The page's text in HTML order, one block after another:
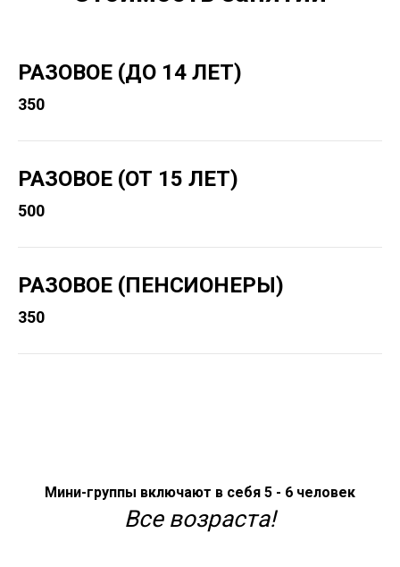
РАЗОВОЕ (ДО 14 ЛЕТ)
350
РАЗОВОЕ (ОТ 15 ЛЕТ)
500
РАЗОВОЕ (ПЕНСИОНЕРЫ)
350
Мини-группы включают в себя 5 - 6 человек
Все возраста!